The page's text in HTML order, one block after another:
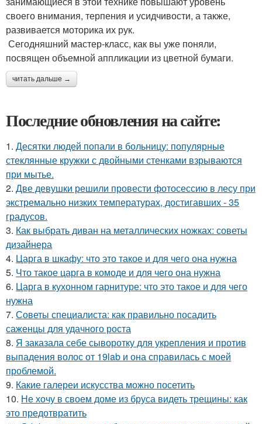
своего внимания, терпения и усидчивости, а также,
развивается моторика их рук.
Сегодняшний мастер-класс, как вы уже поняли,
посвящен объемной аппликации из цветной бумаги.
читать дальше →
Последние обновления на сайте:
1. Десятки людей попали в больницу: популярные
стеклянные кружки с двойными стенками взрываются
при мытье.
2. Две девушки решили провести фотосессию в лесу при
экстремально низких температурах, достигавших - 35
градусов.
3. Как выбрать диван на металлических ножках: советы
дизайнера
4. Царга в шкафу: что это такое и для чего она нужна
5. Что такое царга в комоде и для чего она нужна
6. Царга в кухонном гарнитуре: что это такое и для чего
нужна
7. Советы специалиста: как правильно посадить
саженцы для удачного роста
8. Я заказала себе сыворотку для укрепления и против
выпадения волос от 19lab и она справилась с моей
проблемой.
9. Какие галереи искусства можно посетить
10. Не хочу в своем доме из бруса видеть трещины: как
это предотвратить